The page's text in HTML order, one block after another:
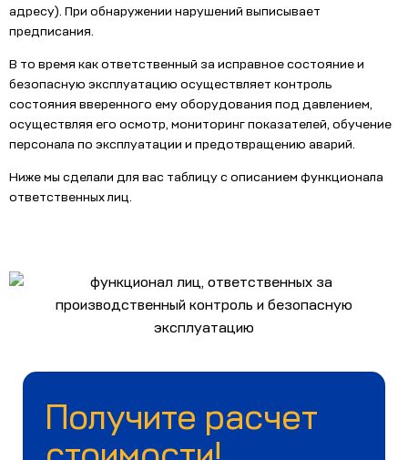
адресу). При обнаружении нарушений выписывает
предписания.
В то время как ответственный за исправное состояние и
безопасную эксплуатацию осуществляет контроль
состояния вверенного ему оборудования под давлением,
осуществляя его осмотр, мониторинг показателей, обучение
персонала по эксплуатации и предотвращению аварий.
Ниже мы сделали для вас таблицу с описанием функционала
ответственных лиц.
Получите расчет